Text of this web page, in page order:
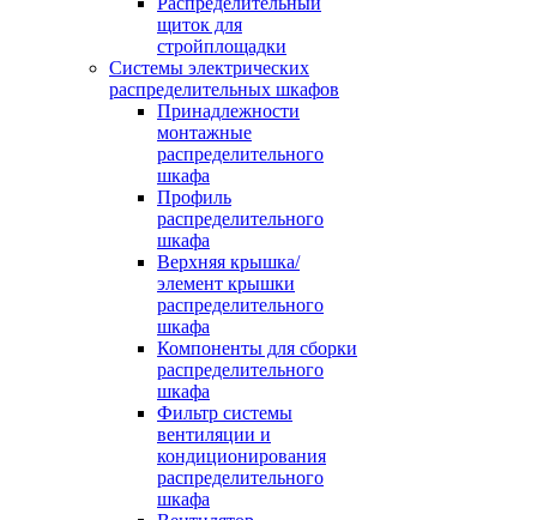
щиток для
стройплощадки
Системы электрических
распределительных шкафов
Принадлежности
монтажные
распределительного
шкафа
Профиль
распределительного
шкафа
Верхняя крышка/
элемент крышки
распределительного
шкафа
Компоненты для сборки
распределительного
шкафа
Фильтр системы
вентиляции и
кондиционирования
распределительного
шкафа